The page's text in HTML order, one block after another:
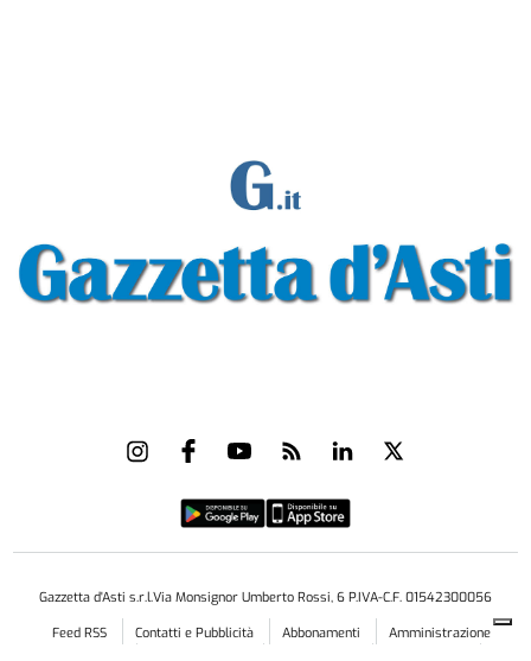
Gazzetta d'Asti s.r.l.Via Monsignor Umberto Rossi, 6 P.IVA-C.F. 01542300056
Feed RSS
Contatti e Pubblicità Abbonamenti
Amministrazione